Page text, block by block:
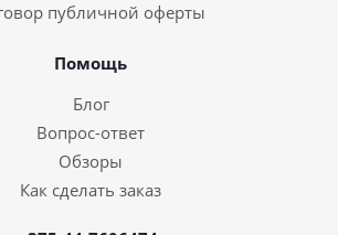
публичной оферты
Помощь
Блог
Вопрос-ответ
Обзоры
Как сделать заказ